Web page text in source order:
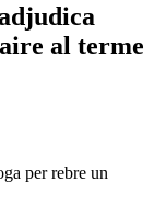
al terme
per rebre un